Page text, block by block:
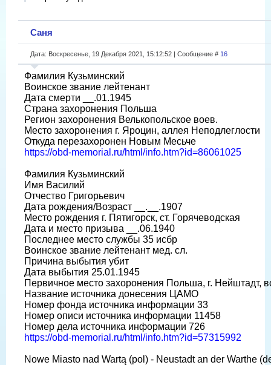
Саня
Дата: Воскресенье, 19 Декабря 2021, 15:12:52 | Сообщение # 16
Фамилия Кузьминский
Воинское звание лейтенант
Дата смерти __.01.1945
Страна захоронения Польша
Регион захоронения Велькопольское воев.
Место захоронения г. Яроцин, аллея Неподлеглости
Откуда перезахоронен Новым Месьче
https://obd-memorial.ru/html/info.htm?id=86061025
Фамилия Кузьминский
Имя Василий
Отчество Григорьевич
Дата рождения/Возраст __.__.1907
Место рождения г. Пятигорск, ст. Горячеводская
Дата и место призыва __.06.1940
Последнее место службы 35 исбр
Воинское звание лейтенант мед. сл.
Причина выбытия убит
Дата выбытия 25.01.1945
Первичное место захоронения Польша, г. Нейштадт,
Название источника донесения ЦАМО
Номер фонда источника информации 33
Номер описи источника информации 11458
Номер дела источника информации 726
https://obd-memorial.ru/html/info.htm?id=57315992
Nowe Miasto nad Wartą (pol) - Neustadt an der Warthe